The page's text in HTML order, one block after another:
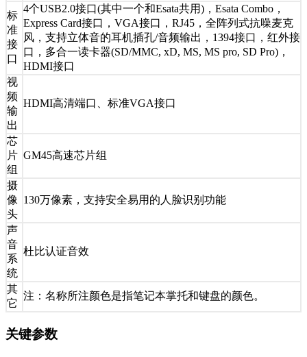
标
准
接
口
4个USB2.0接口(其中一个和Esata共用)，Esata Combo，
Express Card接口，VGA接口，RJ45，全阵列式抗噪麦克
风，支持立体音的耳机插孔/音频输出，1394接口，红外接
口，多合一读卡器(SD/MMC, xD, MS, MS pro, SD Pro)，
HDMI接口
视
频
输
出
HDMI高清端口、标准VGA接口
芯
片
组
GM45高速芯片组
摄
像
头
130万像素，支持安全易用的人脸识别功能
声
音
系
统
杜比认证音效
其
它
注：名称所注颜色是指笔记本掌托和键盘的颜色。
关键参数